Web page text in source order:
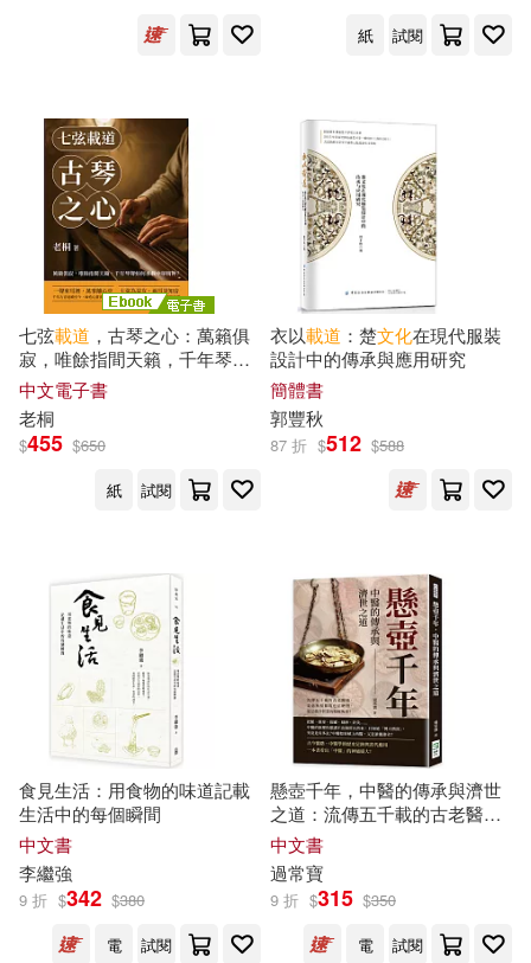
紙
試閱
七弦載道 ，古琴之心：萬籟俱
寂，唯餘指間天籟，千年琴聲
如何承載中華精神? (電子書)
中文電子書
老桐
$455 $650
紙
試閱
衣以載道 ：楚文化在現代服裝
設計中的傳承與應用研究
簡體書
郭豐秋
87 折 $512 $588
食見生活：用食物的味道記載
生活中的每個瞬間
中文書
李繼強
9 折 $342 $380
電
試閱
懸壺千年，中醫的傳承與濟世
之道：流傳五千載的古老醫
術，是毫無根據的迷信陋習，
還是蘊含智慧的醫療瑰寶?
中文書
過常寶
9 折 $315 $350
電
試閱